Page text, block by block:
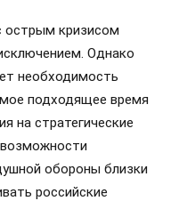
острым кризисом
Однако
необходимость
подходящее время
на стратегические
обороны близки
российские